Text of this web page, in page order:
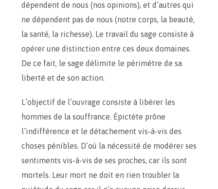
dépendent de nous (nos opinions), et d’autres qui
ne dépendent pas de nous (notre corps, la beauté,
la santé, la richesse). Le travail du sage consiste à
opérer une distinction entre ces deux domaines.
De ce fait, le sage délimite le périmètre de sa
liberté et de son action.
L’objectif de l’ouvrage consiste à libérer les
hommes de la souffrance. Épictète prône
l’indifférence et le détachement vis-à-vis des
choses pénibles. D’où la nécessité de modérer ses
sentiments vis-à-vis de ses proches, car ils sont
mortels. Leur mort ne doit en rien troubler la